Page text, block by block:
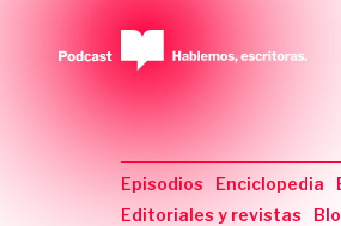
Episodios Enciclopedia
Editoriales y revistas